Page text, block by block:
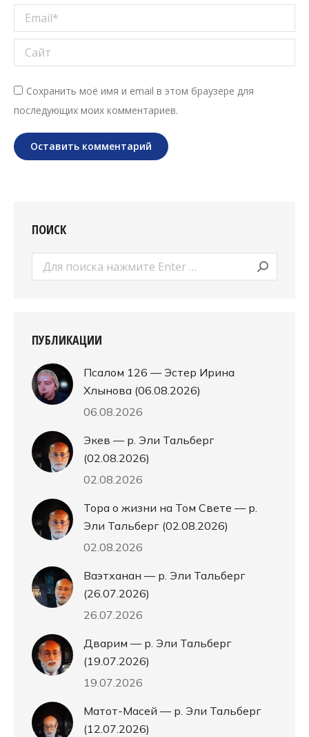
Email *
Сайт
Сохранить моё имя и email в этом браузере для
последующих моих комментариев.
Оставить комментарий
ПОИСК
Поиск:
ПУБЛИКАЦИИ
Псалом 126 — Эстер Ирина
Хлынова (06.08.2026)
06.08.2026
Экев — р. Эли Тальберг
(02.08.2026)
02.08.2026
Тора о жизни на Том Свете — р.
Эли Тальберг (02.08.2026)
02.08.2026
Ваэтханан — р. Эли Тальберг
(26.07.2026)
26.07.2026
Дварим — р. Эли Тальберг
(19.07.2026)
19.07.2026
Матот-Масей — р. Эли Тальберг
(12.07.2026)